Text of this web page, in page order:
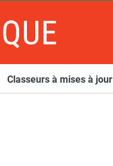
Classeurs à mises à jour